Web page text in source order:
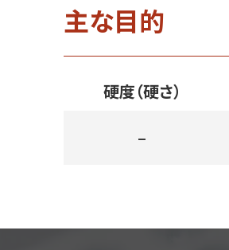
主な目的
硬度（硬さ）
–